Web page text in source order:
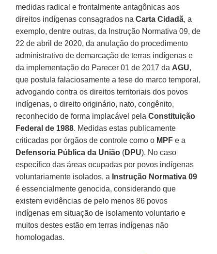
medidas radical e frontalmente antagônicas aos
direitos indígenas consagrados naCarta Cidadã, a
exemplo, dentre outras, da Instrução Normativa 09, de
22 de abril de 2020, da anulação do procedimento
administrativo de demarcação de terras indígenas e
da implementação do Parecer 01 de 2017 da AGU,
que postula falaciosamente a tese do marco temporal,
advogando contra os direitos territoriais dos povos
indígenas, o direito originário, nato, congênito,
reconhecido de forma implacável pelaConstituição
Federal de 1988. Medidas estas publicamente
criticadas por órgãos de controle como o MPF e a
Defensoria Pública da União (DPU). No caso
específico das áreas ocupadas por povos indígenas
voluntariamente isolados, a Instrução Normativa 09
é essencialmente genocida, considerando que
existem evidências de pelo menos 86 povos
indígenas em situação de isolamento voluntario e
muitos destes estão em terras indígenas não
homologadas.